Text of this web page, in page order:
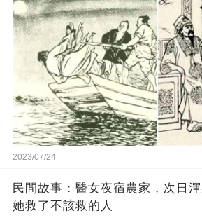
2023/07/24
民間故事：醫女夜宿農家，次日
她救了不該救的人